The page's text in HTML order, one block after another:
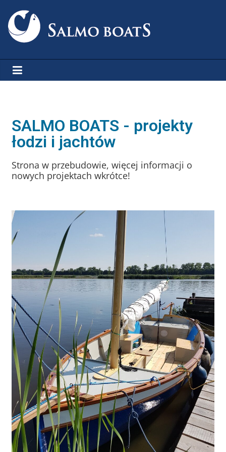
SALMO BOATS - projekty
łodzi i jachtów
Strona w przebudowie, więcej informacji o
nowych projektach wkrótce!